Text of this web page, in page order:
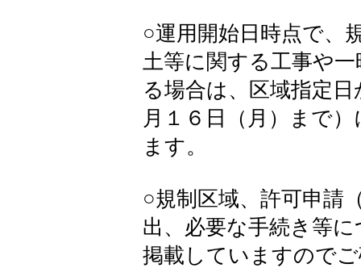
○運用開始日時点で、
土等に関する工事や
る場合は、区域指定
月１６日（月）まで
ます。
○規制区域、許可申請
出、必要な手続き等
掲載していますので